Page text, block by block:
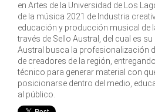
en Artes de la Universidad de Los
de la música 2021 de Industria
educación y producción musical de
través de Sello Austral, del cual es
Austral busca la profesionalización
de creadores de la región,
técnico para generar material con
posicionarse dentro del medio,
al público.